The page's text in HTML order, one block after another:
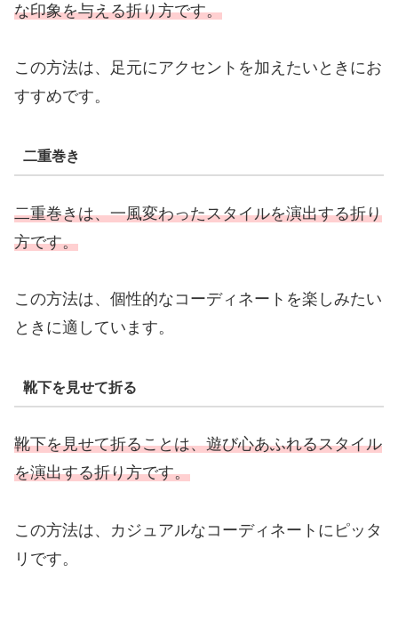
な印象を与える折り方です。
この方法は、足元にアクセントを加えたいときにお
すすめです。
二重巻き
二重巻きは、一風変わったスタイルを演出する折り
方です。
この方法は、個性的なコーディネートを楽しみたい
ときに適しています。
靴下を見せて折る
靴下を見せて折ることは、遊び心あふれるスタイル
を演出する折り方です。
この方法は、カジュアルなコーディネートにピッタ
リです。